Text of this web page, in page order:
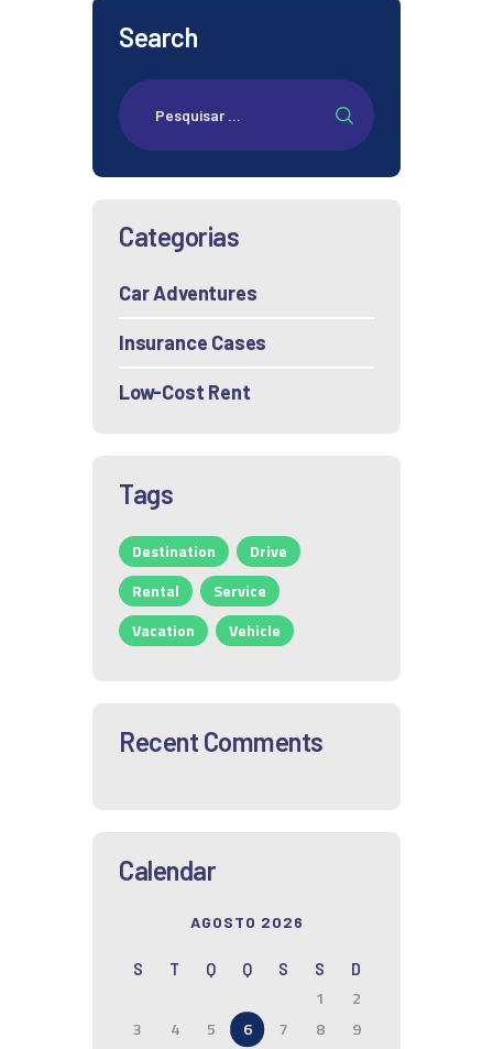
Search
Pesquisar
por:
Categorias
Car Adventures
Insurance Cases
Low-Cost Rent
Tags
Destination
Drive
Rental
Service
Vacation
Vehicle
Recent Comments
Calendar
AGOSTO 2026
S T Q Q S S D
1
2
3
4 5 6 7 8
9